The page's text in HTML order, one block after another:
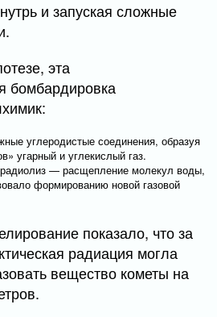
и запуская сложные
эта
бомбардировка
углеродистые соединения, образуя
угарный и углекислый газ.
— расщепление молекул воды,
формированию новой газовой
показало, что за
радиация могла
вещество кометы на